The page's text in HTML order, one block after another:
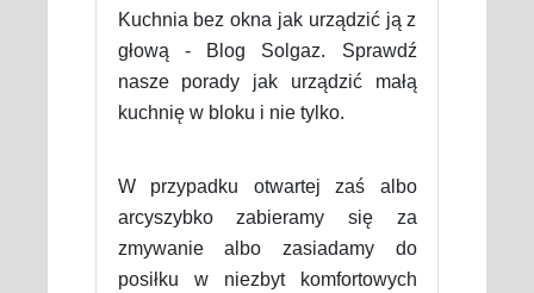
Kuchnia bez okna jak urządzić ją z
głową - Blog Solgaz. Sprawdź
nasze porady jak urządzić małą
kuchnię w bloku i nie tylko.
W przypadku otwartej zaś albo
arcyszybko zabieramy się za
zmywanie albo zasiadamy do
posiłku w niezbyt komfortowych